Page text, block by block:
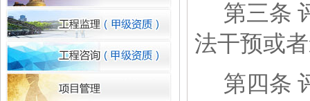
第三条
法干预或
第四条